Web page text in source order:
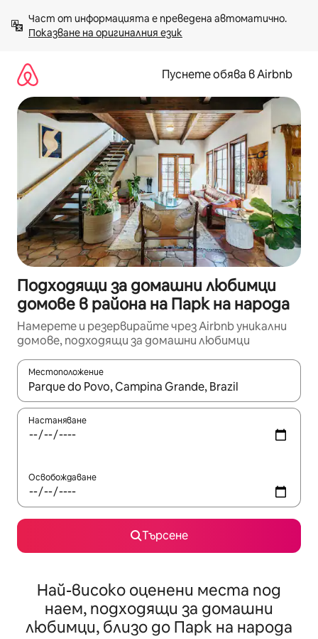
към
съдържанието
Показване на оригиналния език
Пуснете обява в Airbnb
Подходящи за домашни любимци
домове в района на Парк на народа
Намерете и резервирайте чрез Airbnb уникални
домове, подходящи за домашни любимци
Местоположение
Когато резултатите се покажат, използвайте
Настаняване
Освобождаване
Търсене
Най-високо оценени места под
наем, подходящи за домашни
любимци, близо до Парк на народа